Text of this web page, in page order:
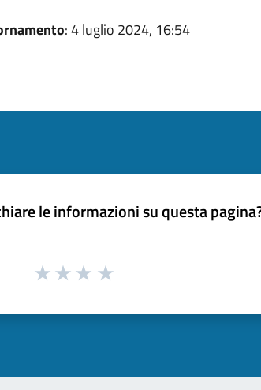
: 4 luglio 2024, 16:54
le informazioni su questa